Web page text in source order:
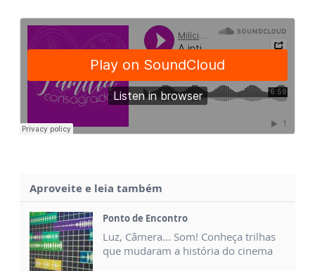
Aproveite e leia também
Ponto de Encontro
Luz, Câmera... Som! Conheça trilhas
que mudaram a história do cinema